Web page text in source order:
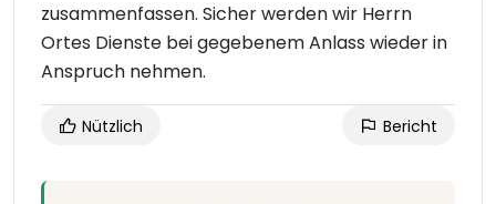
zusammenfassen. Sicher werden wir Herrn
Ortes Dienste bei gegebenem Anlass wieder in
Anspruch nehmen.
Nützlich Bericht